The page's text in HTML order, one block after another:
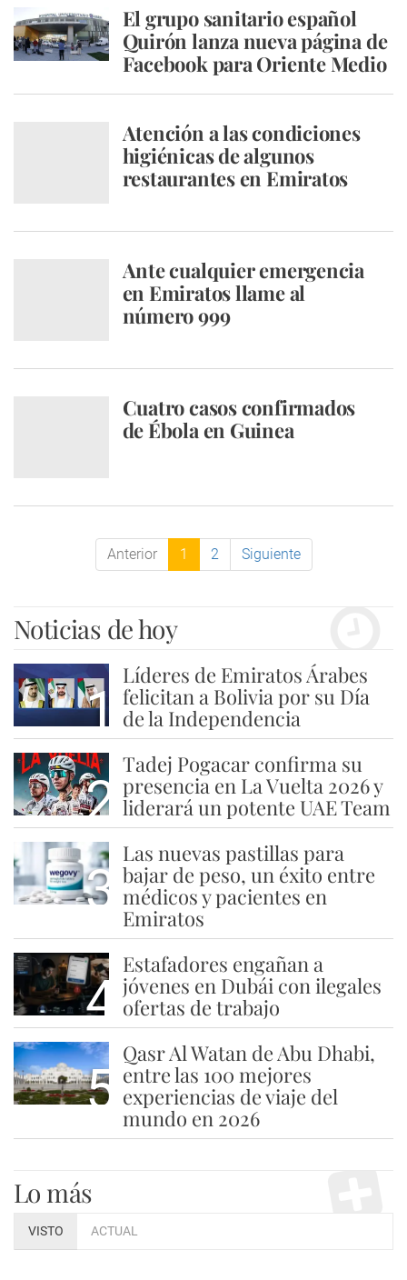
El grupo sanitario español
Quirón lanza nueva página de
Facebook para Oriente Medio
Atención a las condiciones
higiénicas de algunos
restaurantes en Emiratos
Ante cualquier emergencia
en Emiratos llame al
número 999
Cuatro casos confirmados
de Ébola en Guinea
Anterior 1 2 Siguiente
Noticias de hoy
1
Líderes de Emiratos Árabes
felicitan a Bolivia por su Día
de la Independencia
2
Tadej Pogacar confirma su
presencia en La Vuelta 2026 y
liderará un potente UAE Team
3
Las nuevas pastillas para
bajar de peso, un éxito entre
médicos y pacientes en
Emiratos
4
Estafadores engañan a
jóvenes en Dubái con ilegales
ofertas de trabajo
5
Qasr Al Watan de Abu Dhabi,
entre las 100 mejores
experiencias de viaje del
mundo en 2026
Lo más
VISTO ACTUAL